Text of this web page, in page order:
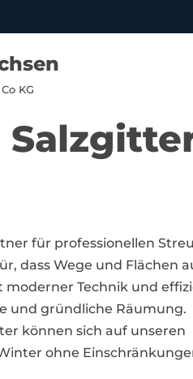
KG
für professionellen
dass Wege und Flächen
moderner Technik und
und gründliche Räumung.
können sich auf unseren
ohne